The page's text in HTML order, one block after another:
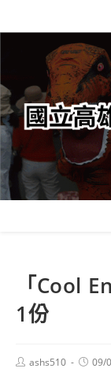
轉
要
內
容
「Cool
1份
Postashs510
Post09/